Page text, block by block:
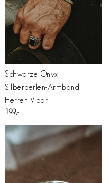
Schwarze Onyx
Silberperlen-Armband
Herren Vidar
199